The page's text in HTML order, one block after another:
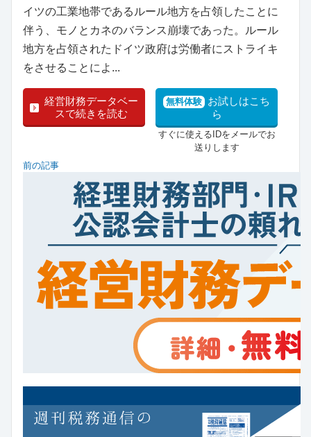
イツの工業地帯であるルール地方を占領したことに
伴う、モノとカネのバランス崩壊であった。ルール
地方を占領されたドイツ政府は労働者にストライキ
をさせることによ...
経営財務データベー
スで続きを読む
無料体験 お試しはこち
ら
すぐに使えるIDをメールでお
送りします
前の記事